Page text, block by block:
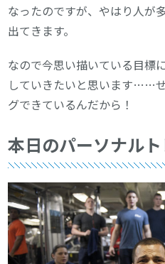
なったのですが、やはり人が
出てきます。
なので今思い描いている目標
していきたいと思います……
グできているんだから！
本日のパーソナル